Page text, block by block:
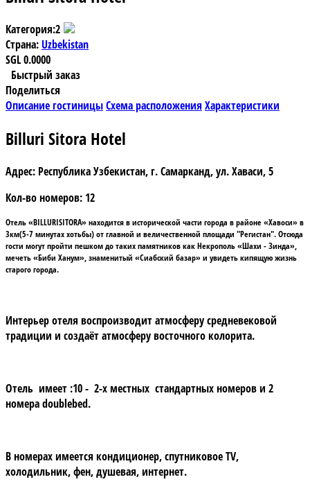
Категория:2
Страна: Uzbekistan
SGL0.0000
Быстрый заказ
Поделиться
Описание гостиницыСхема расположения Характеристики
Billuri Sitora Hotel
Адрес: Республика Узбекистан, г. Самарканд, ул. Хаваси, 5
Кол-во номеров: 12
Отель «BILLURISITORA»находится в исторической части города в районе «Хавоси» в
3км(5-7 минутах хотьбы) от главной и величественной площади "Регистан". Отсюда
гости могут пройти пешком до таких памятников как Некрополь «Шахи - Зинда»,
мечеть «Биби Ханум», знаменитый «Сиабский базар» и увидеть кипящую жизнь
старого города.
Интерьер отеля воспроизводит атмосферу средневековой
традиции и создаёт атмосферу восточного колорита.
Отель имеет :10 - 2-х местных стандартных номеров и 2
номера doublebed.
В номерах имеется кондиционер, спутниковое TV,
холодильник, фен, душевая, интернет.